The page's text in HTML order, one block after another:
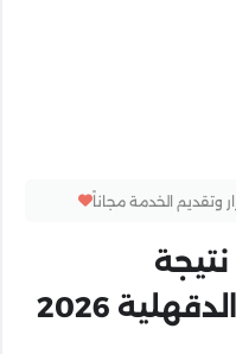
وتقديم الخدمة مجاناً
الإعدادية بمحافظة الدقهلية 2026